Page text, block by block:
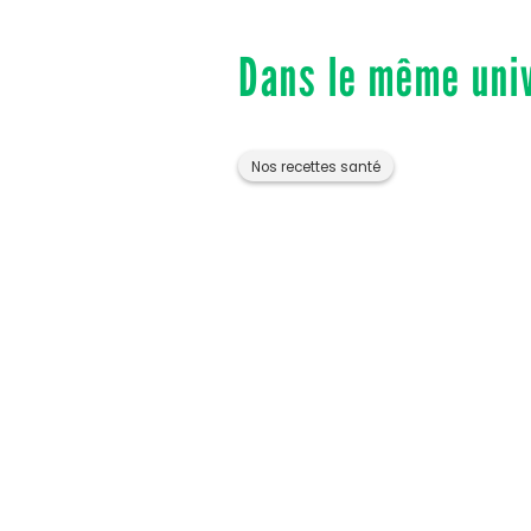
Dans le même
Nos recettes santé